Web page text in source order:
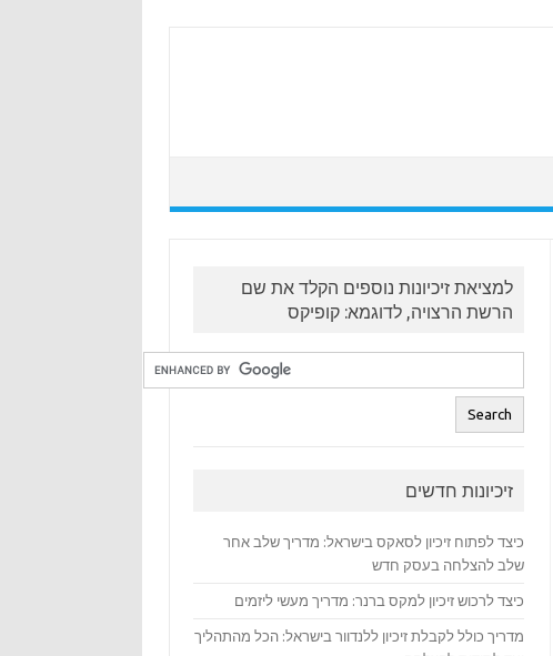
למציאת זיכיונות נוספים הקלד את שם
הרשת הרצויה, לדוגמא: קופיקס
זיכיונות חדשים
כיצד לפתוח זיכיון לסאקס בישראל: מדריך שלב אחר
שלב להצלחה בעסק חדש
כיצד לרכוש זיכיון למקס ברנר: מדריך מעשי ליזמים
מדריך כולל לקבלת זיכיון ללנדוור בישראל: הכל מהתהליך